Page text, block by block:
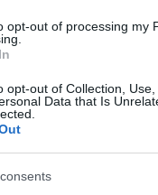
opt-out of processing my
opt-out of Collection,
Data that Is